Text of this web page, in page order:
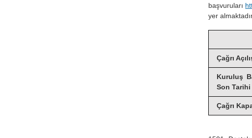
başvuruları
yer
Çağrı
Kuruluş
Son Tarihi
Çağrı